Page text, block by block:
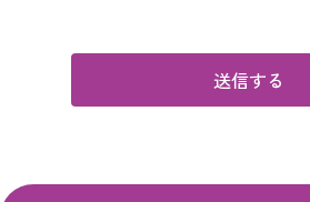
送信する